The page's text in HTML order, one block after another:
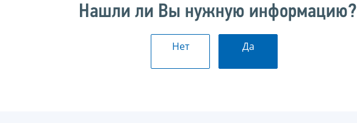
Нашли ли Вы нужную информацию?
Нет Да